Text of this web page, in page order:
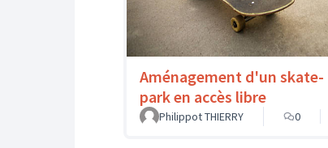
Aménagement d'un skate-
park en accès libre
Philippot THIERRY
0